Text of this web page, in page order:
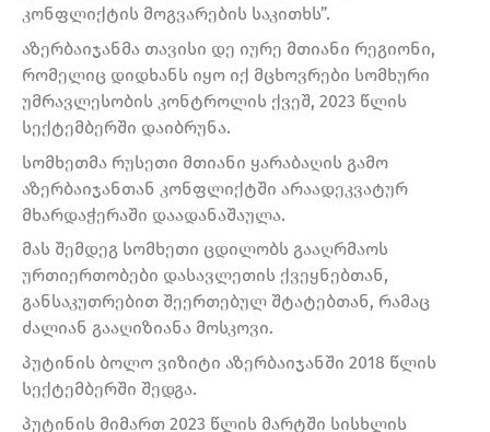
კონფლიქტის მოგვარების საკითხს”.
აზერბაიჯანმა თავისი დე იურე მთიანი რეგიონი,
რომელიც დიდხანს იყო იქ მცხოვრები სომხური
უმრავლესობის კონტროლის ქვეშ, 2023 წლის
სექტემბერში დაიბრუნა.
სომხეთმა რუსეთი მთიანი ყარაბაღის გამო
აზერბაიჯანთან კონფლიქტში არაადეკვატურ
მხარდაჭერაში დაადანაშაულა.
მას შემდეგ სომხეთი ცდილობს გააღრმაოს
ურთიერთობები დასავლეთის ქვეყნებთან,
განსაკუთრებით შეერთებულ შტატებთან, რამაც
ძალიან გააღიზიანა მოსკოვი.
პუტინის ბოლო ვიზიტი აზერბაიჯანში 2018 წლის
სექტემბერში შედგა.
პუტინის მიმართ 2023 წლის მარტში სისხლის